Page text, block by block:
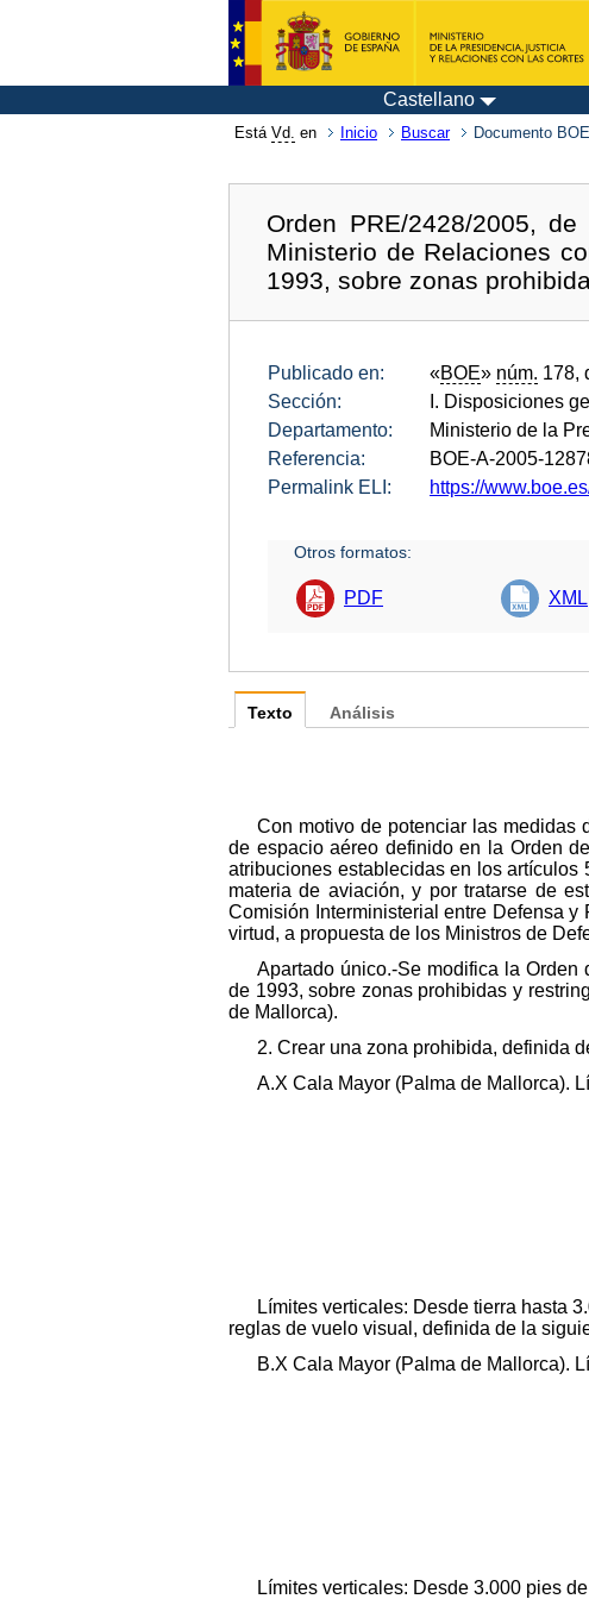
Castellano
Está Vd. en Inicio Buscar Documento
Orden PRE/2428/2005,
Ministerio de Relaciones
1993, sobre zonas
Publicado en: «BOE» núm. 178,
Sección:
I. Disposiciones
Departamento:
Ministerio de la
Referencia:
BOE-A-2005-
Permalink ELI:
https://
Otros formatos:
PDF XML
Texto
Con motivo de potenciar las medidas
de espacio aéreo definido en la Orden
atribuciones establecidas en los
materia de aviación, y por tratarse de
Comisión Interministerial entre Defensa
virtud, a propuesta de los Ministros de
Apartado único.-Se modifica la
de 1993, sobre zonas prohibidas y
de Mallorca).
2. Crear una zona prohibida, definida
A.X Cala Mayor (Palma de Mallorca).
Límites verticales: Desde tierra hasta
reglas de vuelo visual, definida de la
B.X Cala Mayor (Palma de Mallorca).
Límites verticales: Desde 3.000 pies
Análisis